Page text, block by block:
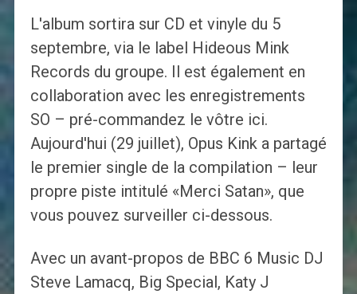
L'album sortira sur CD et vinyle du 5
septembre, via le label Hideous Mink
Records du groupe. Il est également en
collaboration avec les enregistrements
SO – pré-commandez le vôtre ici.
Aujourd'hui (29 juillet), Opus Kink a partagé
le premier single de la compilation – leur
propre piste intitulé «Merci Satan», que
vous pouvez surveiller ci-dessous.
Avec un avant-propos de BBC 6 Music DJ
Steve Lamacq, Big Special, Katy J